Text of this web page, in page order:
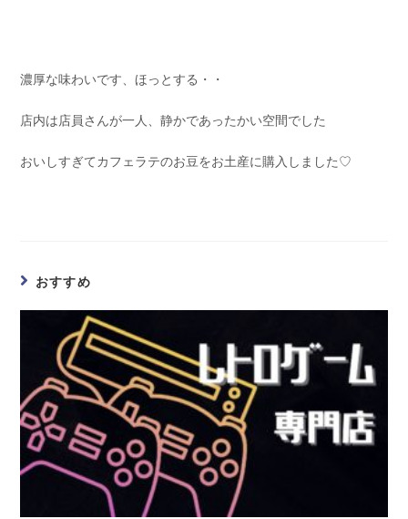
濃厚な味わいです、ほっとする・・
店内は店員さんが一人、静かであったかい空間でした
おいしすぎてカフェラテのお豆をお土産に購入しました♡
おすすめ